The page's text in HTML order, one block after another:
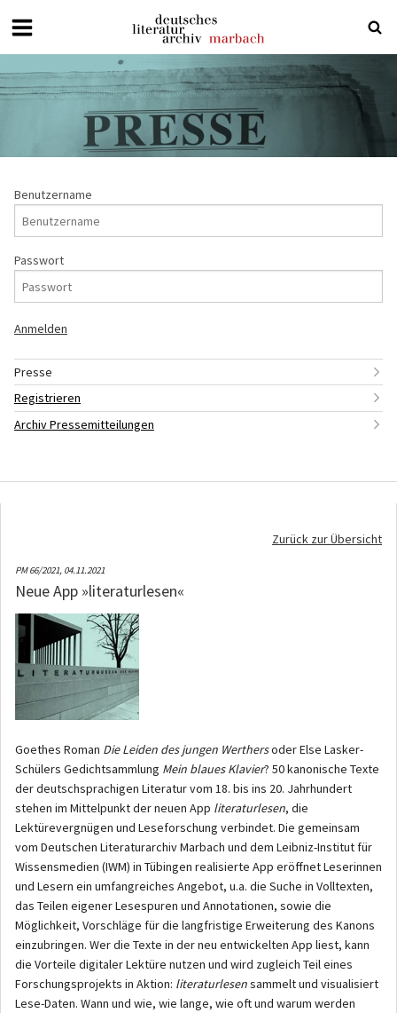
Deutsches
Literaturarchiv
Marbach
Benutzername
Passwort
Presse
Registrieren
Archiv Pressemitteilungen
Zurück zur Übersicht
PM 66/2021, 04.11.2021
Neue App »literaturlesen«
Goethes Roman Die Leiden des jungen Werthersoder Else Lasker-
Schülers Gedichtsammlung Mein blaues Klavier? 50 kanonische Texte
der deutschsprachigen Literatur vom 18. bis ins 20. Jahrhundert
stehen im Mittelpunkt der neuen App literaturlesen, die
Lektürevergnügen und Leseforschung verbindet. Die gemeinsam
vom Deutschen Literaturarchiv Marbach und dem Leibniz-Institut für
Wissensmedien (IWM) in Tübingen realisierte App eröffnet Leserinnen
und Lesern ein umfangreiches Angebot, u.a. die Suche in Volltexten,
das Teilen eigener Lesespuren und Annotationen, sowie die
Möglichkeit, Vorschläge für die langfristige Erweiterung des Kanons
einzubringen. Wer die Texte in der neu entwickelten App liest, kann
die Vorteile digitaler Lektüre nutzen und wird zugleich Teil eines
Forschungsprojekts in Aktion: literaturlesensammelt und visualisiert
Lese-Daten. Wann und wie, wie lange, wie oft und warum werden